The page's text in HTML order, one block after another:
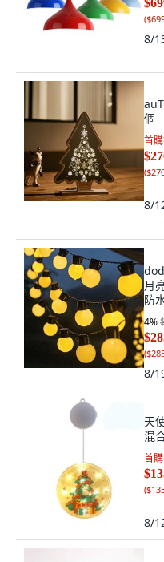
(
8/
個
首
(
8/
月
防
4%
(
8/
天
混
首
(
8/